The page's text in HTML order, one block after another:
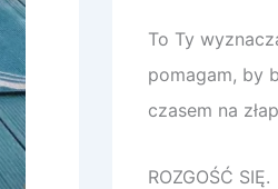
To Ty
pomagam, by
czasem na
ROZGOŚĆ SIĘ.